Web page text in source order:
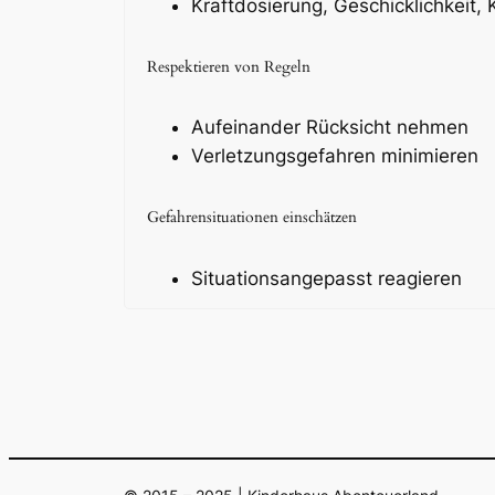
Kraftdosierung, Geschicklichkeit,
Respektieren von Regeln
Aufeinander Rücksicht nehmen
Verletzungsgefahren minimieren
Gefahrensituationen einschätzen
Situationsangepasst reagieren